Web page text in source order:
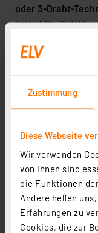
Zustimmung
Diese Webseite
Wir verwenden
von ihnen sind
die Funktionen
Andere helfen
Erfahrungen zu
Cookies, die zur
oder 3-Draht-
Artikel-Nr. 252413
2